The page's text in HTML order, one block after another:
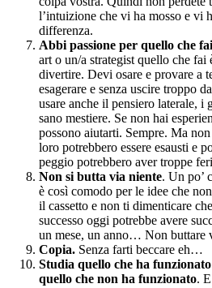
l’intuizione che vi ha mosso e vi
differenza.
Abbi passione per quello che fai
art o un/a strategist quello che fai
divertire. Devi osare e provare a
esagerare e senza uscire troppo
usare anche il pensiero laterale, i
sano mestiere. Se non hai
possono aiutarti. Sempre. Ma
loro potrebbero essere esausti e
peggio potrebbero aver troppe
Non si butta via niente. Un po’
è così comodo per le idee che
il cassetto e non ti dimenticare
successo oggi potrebbe avere
un mese, un anno… Non buttare
Copia. Senza farti beccare eh…
Studia quello che ha
quello che non ha funzionato.